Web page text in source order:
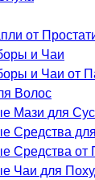
от
и Чаи
и Чаи от
Волос
Мази для
Средства
Средства от
Чаи для